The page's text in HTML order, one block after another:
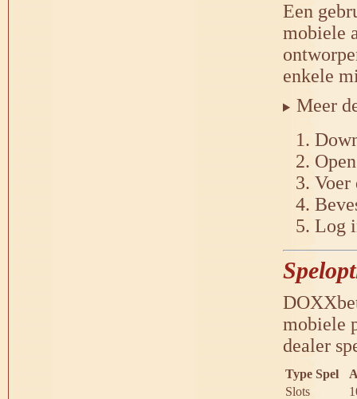
Een
mobiele
enkele
Meer
Voer
Log
mobiele
dealer
Type Spel
Slots